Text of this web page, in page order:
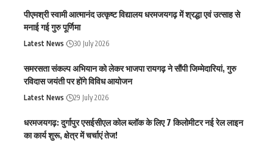
पीएमश्री स्वामी आत्मानंद उत्कृष्ट विद्यालय धरमजयगढ़ में श्रद्धा एवं उत्साह से
मनाई गई गुरु पूर्णिमा
Latest News 30 July 2026
समरसता संकल्प अभियान को लेकर भाजपा रायगढ़ ने सौंपी जिम्मेदारियां, गुरु
रविदास जयंती पर होंगे विविध आयोजन
Latest News 29 July 2026
धरमजयगढ़: दुर्गापुर एसईसीएल कोल ब्लॉक के लिए 7 किलोमीटर नई रेल लाइन
का कार्य शुरू, क्षेत्र में चर्चाएं तेज!